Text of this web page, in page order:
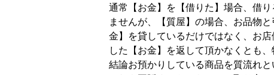
通常【お金】を【借りた】場合、借
ませんが、【質屋】の場合、お品物
金】を貸しているだけではなく、お
した【お金】を返して頂かなくとも
結論お預かりしている商品を質流れ